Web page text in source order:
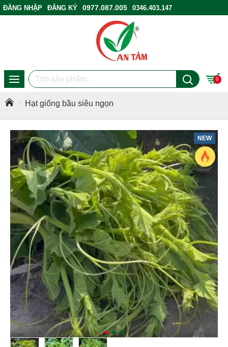
ĐĂNG NHẬP ĐĂNG KÝ 0977.087.005
0346.403.147
0
Hạt giống bầu siêu ngọn
NEW